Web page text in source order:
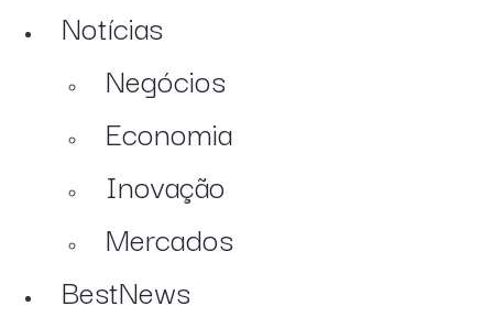
Notícias
Negócios
Economia
Inovação
Mercados
BestNews